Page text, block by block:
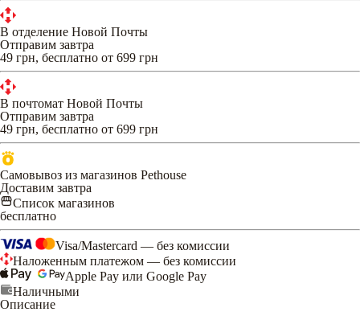
В отделение Новой Почты
Отправим завтра
49 грн, бесплатно от 699 грн
В почтомат Новой Почты
Отправим завтра
49 грн, бесплатно от 699 грн
Самовывоз из магазинов Pethouse
Доставим завтра
Список магазинов
бесплатно
Visa/Mastercard — без комиссии
Наложенным платежом — без комиссии
Apple Pay или Google Pay
Наличными
Описание